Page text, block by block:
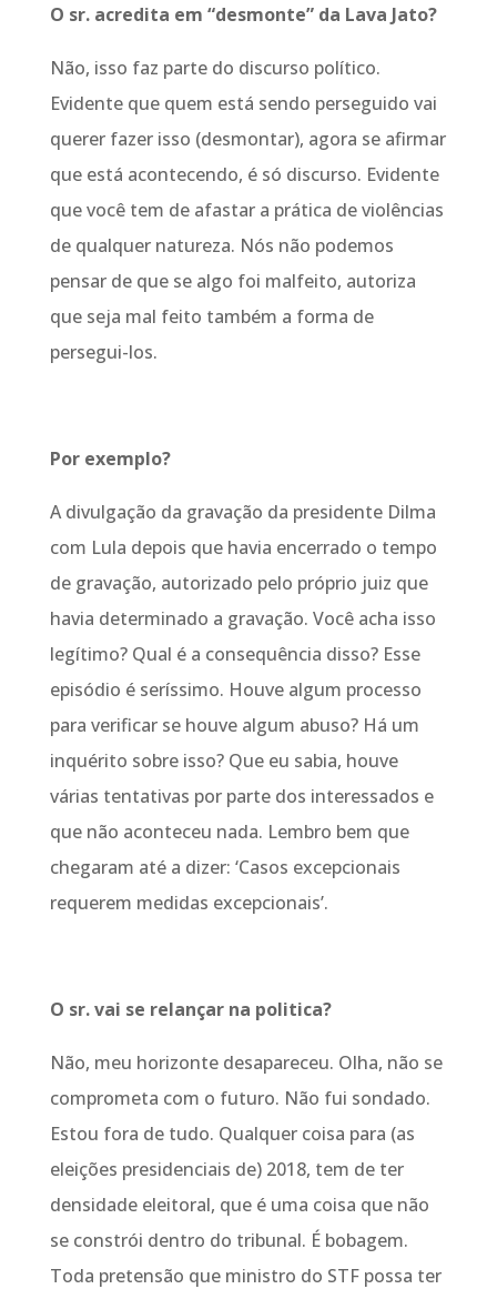
O sr. acredita em “desmonte” da Lava Jato?
Não, isso faz parte do discurso político.
Evidente que quem está sendo perseguido vai
querer fazer isso (desmontar), agora se afirmar
que está acontecendo, é só discurso. Evidente
que você tem de afastar a prática de violências
de qualquer natureza. Nós não podemos
pensar de que se algo foi malfeito, autoriza
que seja mal feito também a forma de
persegui-los.
Por exemplo?
A divulgação da gravação da presidente Dilma
com Lula depois que havia encerrado o tempo
de gravação, autorizado pelo próprio juiz que
havia determinado a gravação. Você acha isso
legítimo? Qual é a consequência disso? Esse
episódio é seríssimo. Houve algum processo
para verificar se houve algum abuso? Há um
inquérito sobre isso? Que eu sabia, houve
várias tentativas por parte dos interessados e
que não aconteceu nada. Lembro bem que
chegaram até a dizer: ‘Casos excepcionais
requerem medidas excepcionais’.
O sr. vai se relançar na politica?
Não, meu horizonte desapareceu. Olha, não se
comprometa com o futuro. Não fui sondado.
Estou fora de tudo. Qualquer coisa para (as
eleições presidenciais de) 2018, tem de ter
densidade eleitoral, que é uma coisa que não
se constrói dentro do tribunal. É bobagem.
Toda pretensão que ministro do STF possa ter